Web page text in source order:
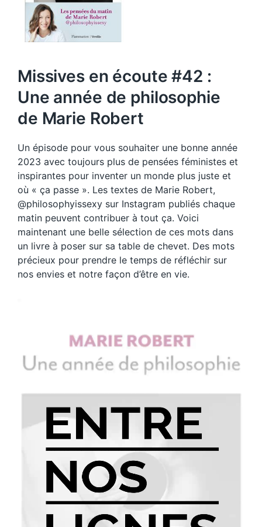
Missives en écoute #42 :
Une année de philosophie
de Marie Robert
Un épisode pour vous souhaiter une bonne année
2023 avec toujours plus de pensées féministes et
inspirantes pour inventer un monde plus juste et
où « ça passe ». Les textes de Marie Robert,
@philosophyissexy sur Instagram publiés chaque
matin peuvent contribuer à tout ça. Voici
maintenant une belle sélection de ces mots dans
un livre à poser sur sa table de chevet. Des mots
précieux pour prendre le temps de réfléchir sur
nos envies et notre façon d’être en vie.